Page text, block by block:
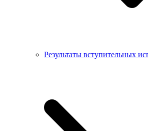
Результаты вступительных